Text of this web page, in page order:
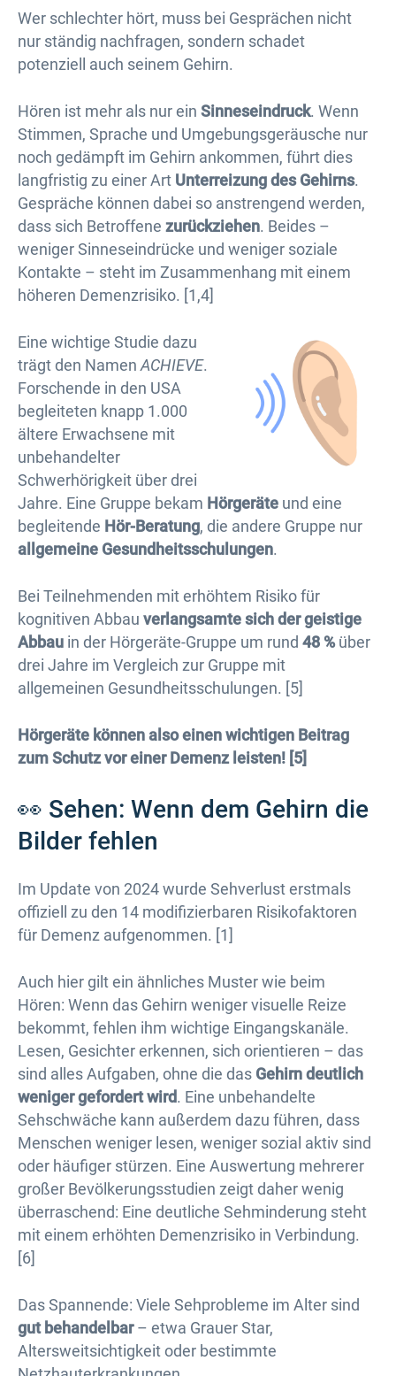
Wer schlechter hört, muss bei Gesprächen nicht
nur ständig nachfragen, sondern schadet
potenziell auch seinem Gehirn.
Hören ist mehr als nur ein Sinneseindruck. Wenn
Stimmen, Sprache und Umgebungsgeräusche nur
noch gedämpft im Gehirn ankommen, führt dies
langfristig zu einer Art Unterreizung des Gehirns.
Gespräche können dabei so anstrengend werden,
dass sich Betroffene zurückziehen. Beides –
weniger Sinneseindrücke und weniger soziale
Kontakte – steht im Zusammenhang mit einem
höheren Demenzrisiko. [1,4]
Eine wichtige Studie dazu
trägt den Namen ACHIEVE.
Forschende in den USA
begleiteten knapp 1.000
ältere Erwachsene mit
unbehandelter
Schwerhörigkeit über drei
Jahre. Eine Gruppe bekam Hörgeräte und eine
begleitende Hör-Beratung, die andere Gruppe nur
allgemeine Gesundheitsschulungen.
Bei Teilnehmenden mit erhöhtem Risiko für
kognitiven Abbau verlangsamte sich der geistige
Abbau in der Hörgeräte-Gruppe um rund 48 %über
drei Jahre im Vergleich zur Gruppe mit
allgemeinen Gesundheitsschulungen. [5]
Hörgeräte können also einen wichtigen Beitrag
zum Schutz vor einer Demenz leisten! [5]
👀 Sehen: Wenn dem Gehirn die
Bilder fehlen
Im Update von 2024 wurde Sehverlust erstmals
offiziell zu den 14 modifizierbaren Risikofaktoren
für Demenz aufgenommen. [1]
Auch hier gilt ein ähnliches Muster wie beim
Hören: Wenn das Gehirn weniger visuelle Reize
bekommt, fehlen ihm wichtige Eingangskanäle.
Lesen, Gesichter erkennen, sich orientieren – das
sind alles Aufgaben, ohne die das Gehirn deutlich
weniger gefordert wird. Eine unbehandelte
Sehschwäche kann außerdem dazu führen, dass
Menschen weniger lesen, weniger sozial aktiv sind
oder häufiger stürzen. Eine Auswertung mehrerer
großer Bevölkerungsstudien zeigt daher wenig
überraschend: Eine deutliche Sehminderung steht
mit einem erhöhten Demenzrisiko in Verbindung.
[6]
Das Spannende: Viele Sehprobleme im Alter sind
gut behandelbar– etwa Grauer Star,
Altersweitsichtigkeit oder bestimmte